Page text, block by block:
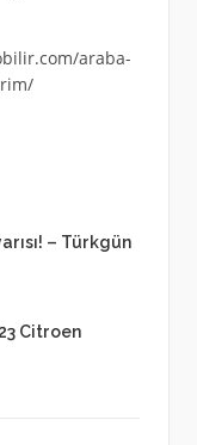
araba-
– Türkgün
Citroen